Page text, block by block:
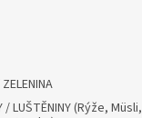
/ LUŠTĚNINY (Rýže, Müsli,